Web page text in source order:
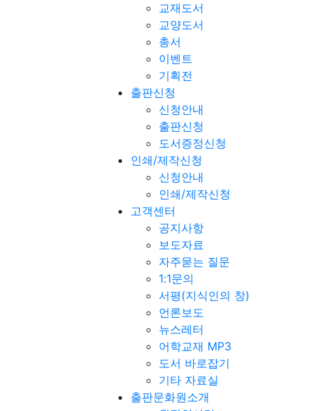
교재도서
교양도서
총서
이벤트
기획전
출판신청
신청안내
출판신청
도서증정신청
인쇄/제작신청
신청안내
인쇄/제작신청
고객센터
공지사항
보도자료
자주묻는 질문
1:1문의
서평(지식인의 창)
언론보도
뉴스레터
어학교재 MP3
도서 바로잡기
기타 자료실
출판문화원소개